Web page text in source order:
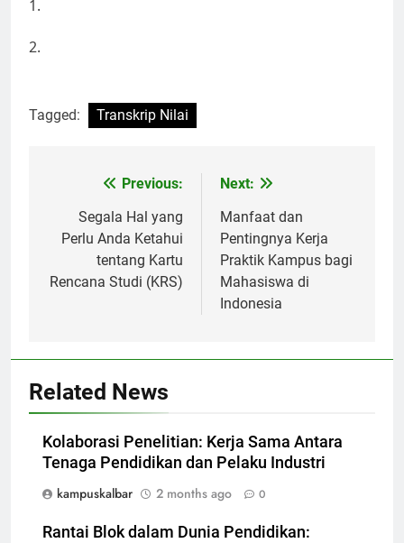
1.
2.
Tagged: Transkrip Nilai
navigation
Previous:
Segala Hal yang
Perlu Anda Ketahui
tentang Kartu
Rencana Studi (KRS)
Next:
Manfaat dan
Pentingnya Kerja
Praktik Kampus bagi
Mahasiswa di
Indonesia
Related News
Kolaborasi Penelitian: Kerja Sama Antara
Tenaga Pendidikan dan Pelaku Industri
kampuskalbar
2 months ago 0
Rantai Blok dalam Dunia Pendidikan: